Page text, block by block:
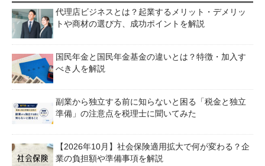
代理店ビジネスとは？起業するメリット・デメリッ
トや商材の選び方、成功ポイントを解説
国民年金と国民年金基金の違いとは？特徴・加入す
べき人を解説
副業から独立する前に知らないと困る「税金と独立
準備」の注意点を税理士に聞いてみた
【2026年10月】社会保険適用拡大で何が変わる？企
業の負担額や準備事項を解説